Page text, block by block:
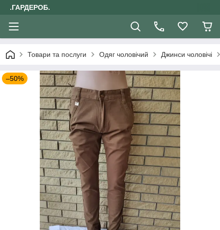
.ГАРДЕРОБ.
Товари та послуги Одяг чоловічий Джинси чоловічі
–50%